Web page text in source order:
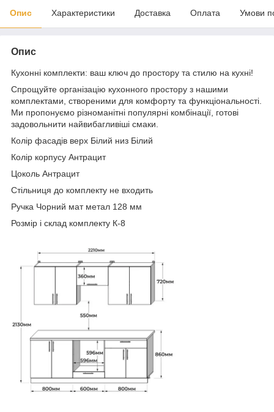
Опис Характеристики Доставка Оплата Умови
Опис
Кухонні комплекти: ваш ключ до простору та стилю на кухні!
Спрощуйте організацію кухонного простору з нашими
комплектами, створеними для комфорту та функціональності.
Ми пропонуємо різноманітні популярні комбінації, готові
задовольнити найвибагливіші смаки.
Колір фасадів верх Білий низ Білий
Колір корпусу Антрацит
Цоколь Антрацит
Стільниця до комплекту не входить
Ручка Чорний мат метал 128 мм
Розмір і склад комплекту К-8